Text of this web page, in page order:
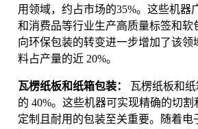
用领域，约占市场的35%。这些机器
和消费品等行业生产高质量标签和软
向环保包装的转变进一步增加了该领
料占产量的近 20%。
瓦楞纸板和纸箱包装： 瓦楞纸板和
的 40%。这些机器可实现精确的切
定制且耐用的包装至关重要。随着电